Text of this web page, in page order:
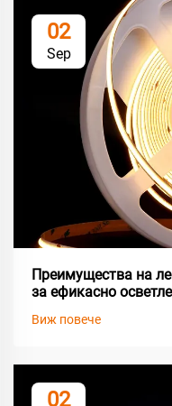
02
Sep
Преимущества на
за ефикасно
Виж повече
02